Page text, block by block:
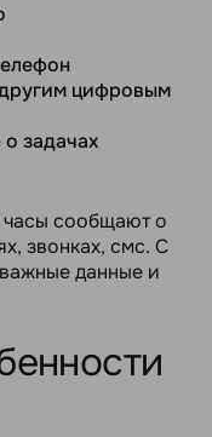
цифровым
задачах
сообщают о
звонках, смс. С
данные и